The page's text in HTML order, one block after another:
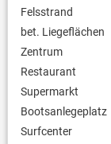
Felsstrand
bet. Liegeflächen
Zentrum
Restaurant
Supermarkt
Bootsanlegeplatz
Surfcenter